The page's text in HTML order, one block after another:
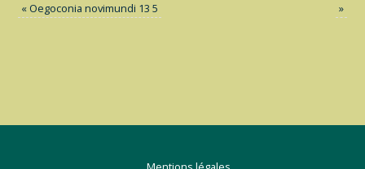
«Oegoconia novimundi 13 5 »